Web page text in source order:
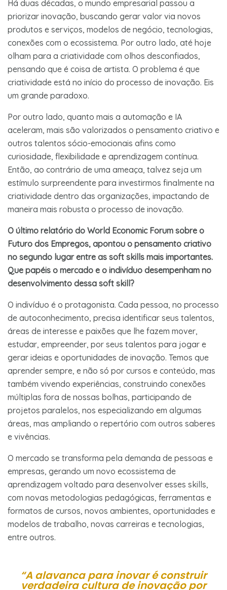
Há duas décadas, o mundo empresarial passou a
priorizar inovação, buscando gerar valor via novos
produtos e serviços, modelos de negócio, tecnologias,
conexões com o ecossistema. Por outro lado, até hoje
olham para a criatividade com olhos desconfiados,
pensando que é coisa de artista. O problema é que
criatividade está no início do processo de inovação. Eis
um grande paradoxo.
Por outro lado, quanto mais a automação e IA
aceleram, mais são valorizados o pensamento criativo e
outros talentos sócio-emocionais afins como
curiosidade, flexibilidade e aprendizagem contínua.
Então, ao contrário de uma ameaça, talvez seja um
estímulo surpreendente para investirmos finalmente na
criatividade dentro das organizações, impactando de
maneira mais robusta o processo de inovação.
O último relatório do World Economic Forum sobre o
Futuro dos Empregos, apontou o pensamento criativo
no segundo lugar entre as soft skills mais importantes.
Que papéis o mercado e o indivíduo desempenham no
desenvolvimento dessa soft skill?
O indivíduo é o protagonista. Cada pessoa, no processo
de autoconhecimento, precisa identificar seus talentos,
áreas de interesse e paixões que lhe fazem mover,
estudar, empreender, por seus talentos para jogar e
gerar ideias e oportunidades de inovação. Temos que
aprender sempre, e não só por cursos e conteúdo, mas
também vivendo experiências, construindo conexões
múltiplas fora de nossas bolhas, participando de
projetos paralelos, nos especializando em algumas
áreas, mas ampliando o repertório com outros saberes
e vivências.
O mercado se transforma pela demanda de pessoas e
empresas, gerando um novo ecossistema de
aprendizagem voltado para desenvolver esses skills,
com novas metodologias pedagógicas, ferramentas e
formatos de cursos, novos ambientes, oportunidades e
modelos de trabalho, novas carreiras e tecnologias,
entre outros.
“A alavanca para inovar é construir
verdadeira cultura de inovação por